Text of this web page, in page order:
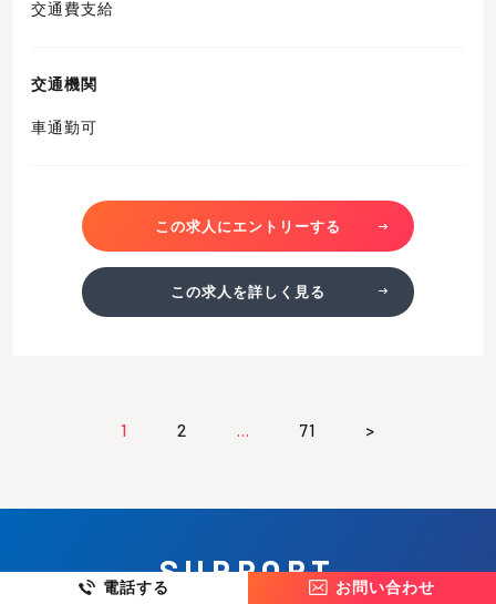
交通費支給
交通機関
車通勤可
この求人にエントリーする
この求人を詳しく見る
1 2 … 71 >
SUPPORT
電話する お問い合わせ